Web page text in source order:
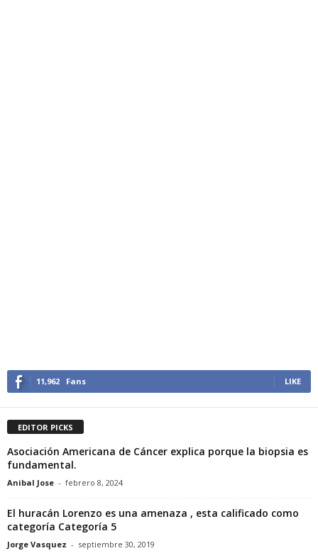
11,962 Fans LIKE
EDITOR PICKS
Asociación Americana de Cáncer explica porque la biopsia es
fundamental.
Anibal Jose - febrero 8, 2024
El huracán Lorenzo es una amenaza , esta calificado como
categoría Categoría 5
Jorge Vasquez - septiembre 30, 2019